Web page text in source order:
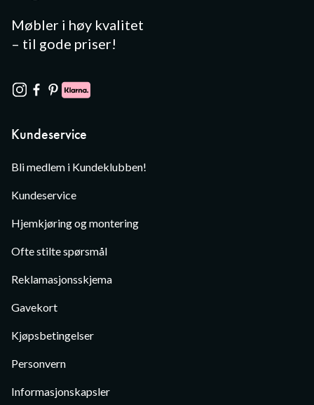
Møbler i høy kvalitet
– til gode priser!
Kundeservice
Bli medlem i Kundeklubben!
Kundeservice
Hjemkjøring og montering
Ofte stilte spørsmål
Reklamasjonsskjema
Gavekort
Kjøpsbetingelser
Personvern
Informasjonskapsler